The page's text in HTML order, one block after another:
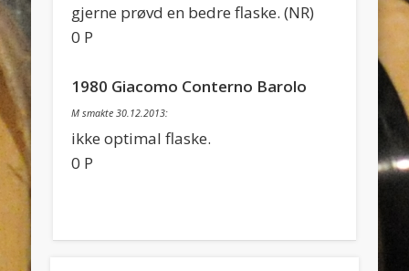
gjerne prøvd en bedre flaske. (NR)
0 P
1980 Giacomo Conterno Barolo
M smakte 30.12.2013:
ikke optimal flaske.
0 P